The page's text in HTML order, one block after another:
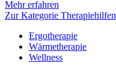
Mehr erfahren
Zur Kategorie Therapiehilfen
Ergotherapie
Wärmetherapie
Wellness